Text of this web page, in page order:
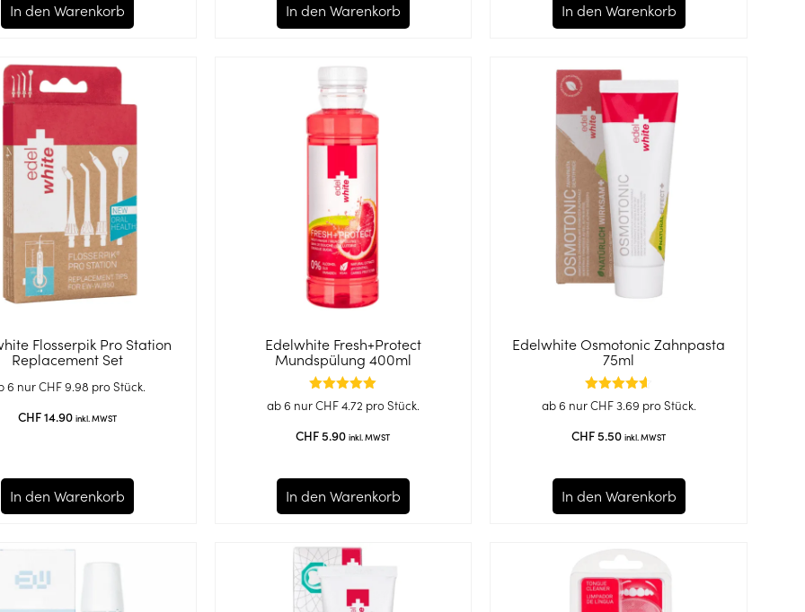
In den Warenkorb In den Warenkorb In den Warenkorb
Flosserpik Pro Station
Replacement Set
CHF14.90 inkl. MWST
6 nurCHF9.98 pro Stück.
In den Warenkorb
Edelwhite Fresh+Protect
Mundspülung 400ml
Bewertet
mit
von 5
CHF5.90 inkl. MWST
ab 6 nurCHF4.72 pro Stück.
In den Warenkorb
Edelwhite Osmotonic Zahnpasta
75ml
Bewertet
mit
von 5
CHF5.50 inkl. MWST
ab 6 nurCHF3.69 pro Stück.
In den Warenkorb